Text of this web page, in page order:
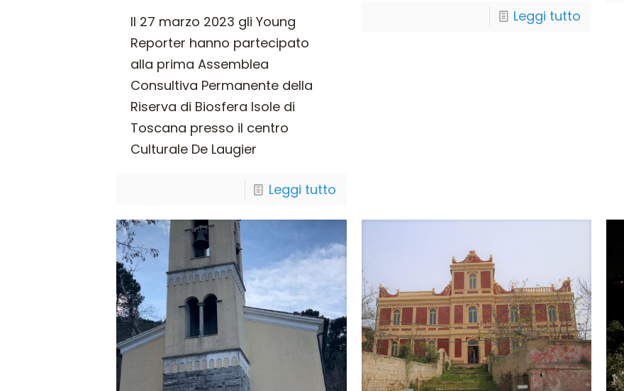
Il 27 marzo 2023 gli Young
Reporter hanno partecipato
alla prima Assemblea
Consultiva Permanente della
Riserva di Biosfera Isole di
Toscana presso il centro
Culturale De Laugier
Leggi tutto
Leggi tutto